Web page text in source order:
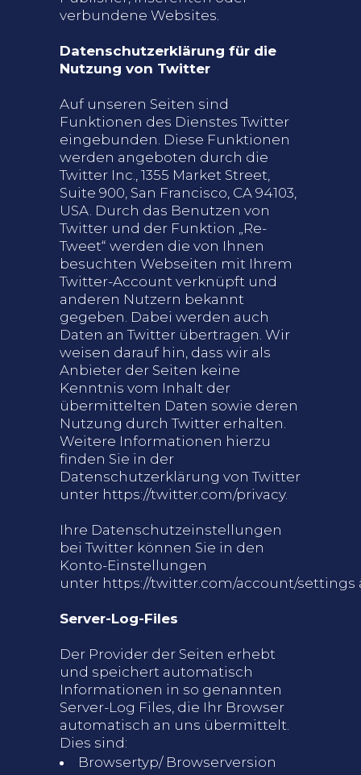
verbundene Websites.
Datenschutzerklärung für die
Nutzung von Twitter
Auf unseren Seiten sind
Funktionen des Dienstes Twitter
eingebunden. Diese Funktionen
werden angeboten durch die
Twitter Inc., 1355 Market Street,
Suite 900, San Francisco, CA 94103,
USA. Durch das Benutzen von
Twitter und der Funktion „Re-
Tweet“ werden die von Ihnen
besuchten Webseiten mit Ihrem
Twitter-Account verknüpft und
anderen Nutzern bekannt
gegeben. Dabei werden auch
Daten an Twitter übertragen. Wir
weisen darauf hin, dass wir als
Anbieter der Seiten keine
Kenntnis vom Inhalt der
übermittelten Daten sowie deren
Nutzung durch Twitter erhalten.
Weitere Informationen hierzu
finden Sie in der
Datenschutzerklärung von Twitter
unter https://twitter.com/privacy.
Ihre Datenschutzeinstellungen
bei Twitter können Sie in den
Konto-Einstellungen
unter https://twitter.com/account/settings
Server-Log-Files
Der Provider der Seiten erhebt
und speichert automatisch
Informationen in so genannten
Server-Log Files, die Ihr Browser
automatisch an uns übermittelt.
Dies sind:
Browsertyp/ Browserversion